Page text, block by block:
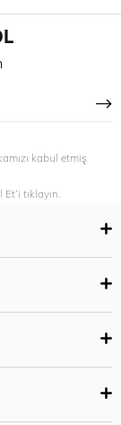
kabul etmiş
tıklayın.